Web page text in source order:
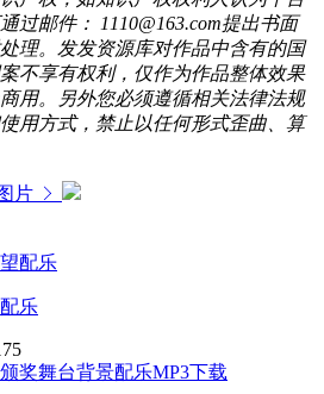
过邮件： 1110@163.com提出书面
理。发发资源库对作品中含有的国
不享有权利，仅作为作品整体效果
用。另外您必须遵循相关法律法规
用方式，禁止以任何形式歪曲、算
片
乐